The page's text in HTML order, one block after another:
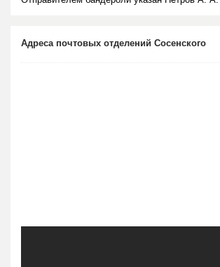
Адреса почтовых отделений Сосенского